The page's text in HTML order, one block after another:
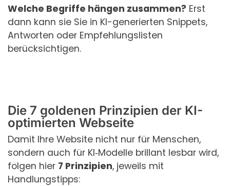
Welche Begriffe hängen zusammen? Erst
dann kann sie Sie in KI-generierten Snippets,
Antworten oder Empfehlungslisten
berücksichtigen.
Die 7 goldenen Prinzipien der KI-
optimierten Webseite
Damit Ihre Website nicht nur für Menschen,
sondern auch für KI‑Modelle brillant lesbar wird,
folgen hier 7 Prinzipien, jeweils mit
Handlungstipps: